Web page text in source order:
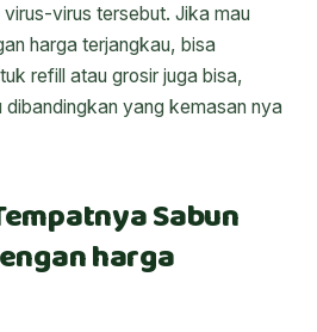
virus tersebut. Jika mau
harga terjangkau, bisa
refill atau grosir juga bisa,
yang kemasan nya
Sabun
harga